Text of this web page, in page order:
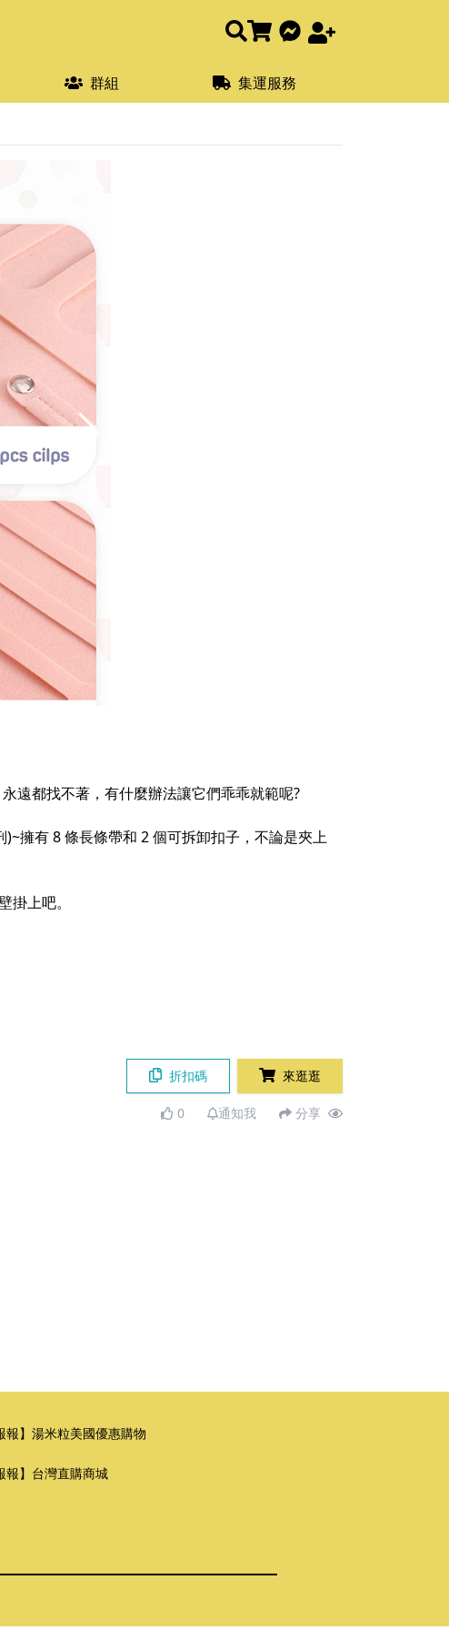
群組 集運服務
遠都找不著，有什麼辦法讓它們乖乖就範呢?
擁有 8 條長條帶和 2 個可拆卸扣子，不論是夾上
上吧。
折扣碼 來逛逛
0 通知我 分享
報】湯米粒美國優惠購物
報】台灣直購商城